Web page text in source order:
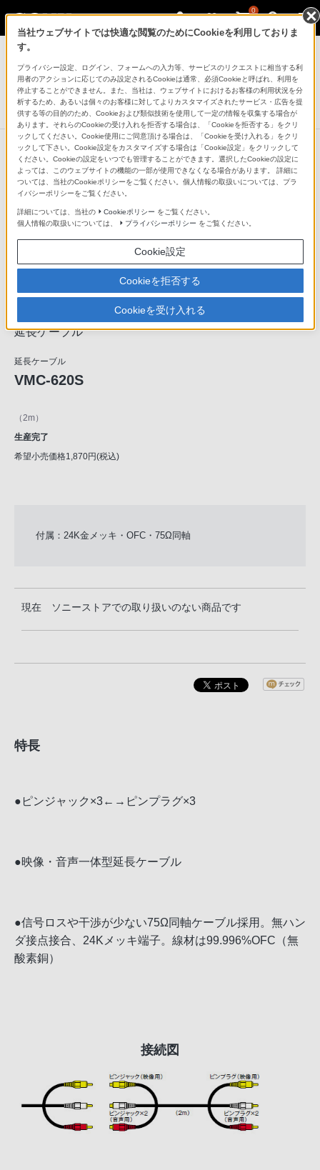
0
AVケーブル
延長ケーブル
VMC-620S
DISCONTINUED 生産完了
延長ケーブル
延長ケーブル
VMC-620S
（2m）
生産完了
希望小売価格1,870円(税込)
付属：24K金メッキ・OFC・75Ω同軸
現在 ソニーストアでの取り扱いのない商品です
特長
●ピンジャック×3←→ピンプラグ×3
●映像・音声一体型延長ケーブル
●信号ロスや干渉が少ない75Ω同軸ケーブル採用。無ハン
ダ接点接合、24Kメッキ端子。線材は99.996%OFC（無
酸素銅）
接続図
当社ウェブサイトでは快適な閲覧のためにCookieを利用しておりま
す。
プライバシー設定、ログイン、フォームへの入力等、サービスのリクエストに相当する利
用者のアクションに応じてのみ設定されるCookieは通常、必須Cookieと呼ばれ、利用を
停止することができません。また、当社は、ウェブサイトにおけるお客様の利用状況を分
析するため、あるいは個々のお客様に対してよりカスタマイズされたサービス・広告を提
供する等の目的のため、Cookieおよび類似技術を使用して一定の情報を収集する場合が
あります。それらのCookieの受け入れを拒否する場合は、「Cookieを拒否する」をクリ
ックしてください。Cookie使用にご同意頂ける場合は、「Cookieを受け入れる」をクリ
ックして下さい。Cookie設定をカスタマイズする場合は「Cookie設定」をクリックして
ください。Cookieの設定をいつでも管理することができます。選択したCookieの設定に
よっては、このウェブサイトの機能の一部が使用できなくなる場合があります。 詳細に
ついては、当社のCookieポリシーをご覧ください。個人情報の取扱いについては、プラ
イバシーポリシーをご覧ください。
詳細については、当社の Cookieポリシー をご覧ください。
個人情報の取扱いについては、
プライバシーポリシー をご覧ください。
Cookie設定
Cookieを拒否する
Cookieを受け入れる